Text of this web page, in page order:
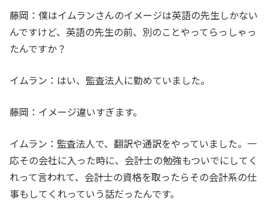
藤岡：僕はイムランさんのイメージは英語の先生しかない
んですけど、英語の先生の前、別のことやってらっしゃっ
たんですか？
イムラン：はい、監査法人に勤めていました。
藤岡：イメージ違いすぎます。
イムラン：監査法人で、翻訳や通訳をやっていました。一
応その会社に入った時に、会計士の勉強もついでにしてく
れって言われて、会計士の資格を取ったらその会計系の仕
事もしてくれっていう話だったんです。